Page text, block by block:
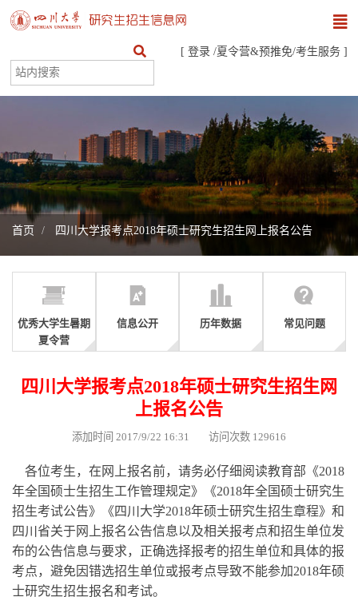
[ 登录 /夏令营&预推免/考生服务 ]
首页 四川大学报考点2018年硕士研究生招生网上报名公告
优秀大学生暑期
夏令营
信息公开 历年数据 常见问题
四川大学报考点2018年硕士研究生招生网
上报名公告
添加时间 2017/9/22 16:31 访问次数 129616
各位考生，在网上报名前，请务必仔细阅读教育部《2018
年全国硕士生招生工作管理规定》《2018年全国硕士研究生
招生考试公告》《四川大学2018年硕士研究生招生章程》和
四川省关于网上报名公告信息以及相关报考点和招生单位发
布的公告信息与要求，正确选择报考的招生单位和具体的报
考点，避免因错选招生单位或报考点导致不能参加2018年硕
士研究生招生报名和考试。